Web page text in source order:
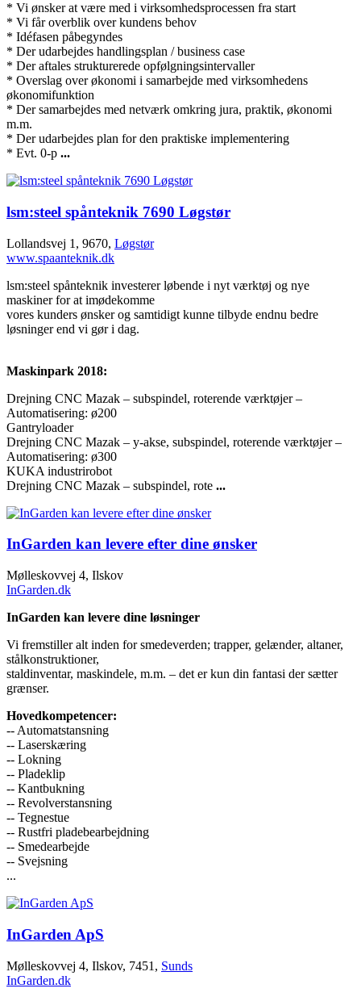
* Vi ønsker at være med i virksomhedsprocessen fra start
* Vi får overblik over kundens behov
* Idéfasen påbegyndes
* Der udarbejdes handlingsplan / business case
* Der aftales strukturerede opfølgningsintervaller
* Overslag over økonomi i samarbejde med virksomhedens
økonomifunktion
* Der samarbejdes med netværk omkring jura, praktik, økonomi
m.m.
* Der udarbejdes plan for den praktiske implementering
* Evt. 0-p ...
lsm:steel spånteknik 7690 Løgstør
Lollandsvej 1, 9670, Løgstør
www.spaanteknik.dk
lsm:steel spånteknik investerer løbende i nyt værktøj og nye
maskiner for at imødekomme
vores kunders ønsker og samtidigt kunne tilbyde endnu bedre
løsninger end vi gør i dag.
Maskinpark 2018:
Drejning CNC Mazak – subspindel, roterende værktøjer –
Automatisering: ø200
Gantryloader
Drejning CNC Mazak – y-akse, subspindel, roterende værktøjer –
Automatisering: ø300
KUKA industrirobot
Drejning CNC Mazak – subspindel, rote ...
InGarden kan levere efter dine ønsker
Mølleskovvej 4, Ilskov
InGarden.dk
InGarden kan levere dine løsninger
Vi fremstiller alt inden for smedeverden; trapper, gelænder, altaner,
stålkonstruktioner,
staldinventar, maskindele, m.m. – det er kun din fantasi der sætter
grænser.
Hovedkompetencer:
-- Automatstansning
-- Laserskæring
-- Lokning
-- Pladeklip
-- Kantbukning
-- Revolverstansning
-- Tegnestue
-- Rustfri pladebearbejdning
-- Smedearbejde
-- Svejsning
...
InGarden ApS
Mølleskovvej 4, Ilskov, 7451, Sunds
InGarden.dk